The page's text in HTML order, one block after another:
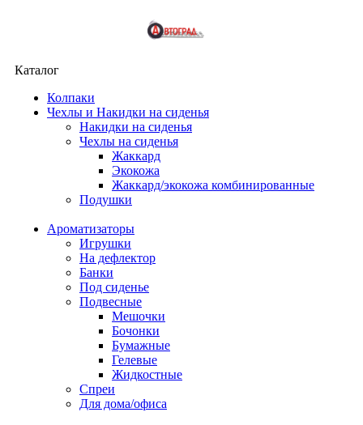
Каталог
Колпаки
Чехлы и Накидки на сиденья
Накидки на сиденья
Чехлы на сиденья
Жаккард
Экокожа
Жаккард/экокожа комбинированные
Подушки
Ароматизаторы
Игрушки
На дефлектор
Банки
Под сиденье
Подвесные
Мешочки
Бочонки
Бумажные
Гелевые
Жидкостные
Спреи
Для дома/офиса